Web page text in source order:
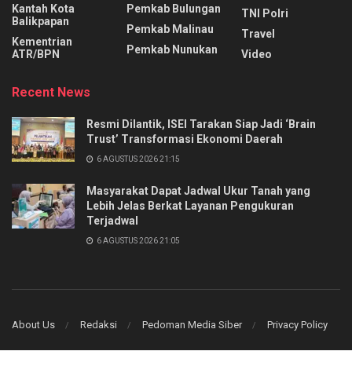
Kantah Kota
Balikpapan
Kementrian
ATR/BPN
Pemkab Bulungan
Pemkab Malinau
Pemkab Nunukan
TNI Polri
Travel
Video
Recent News
Resmi Dilantik, ISEI Tarakan Siap Jadi ‘Brain
Trust’ Transformasi Ekonomi Daerah
6 AGUSTUS 2026 21:15
Masyarakat Dapat Jadwal Ukur Tanah yang
Lebih Jelas Berkat Layanan Pengukuran
Terjadwal
6 AGUSTUS 2026 21:05
About Us Redaksi Pedoman Media Siber Privacy Policy